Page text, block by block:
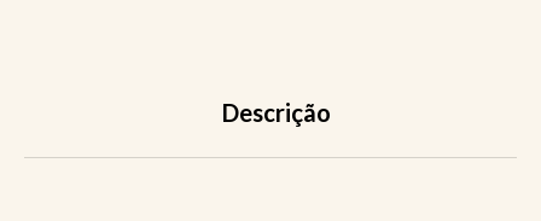
Descrição